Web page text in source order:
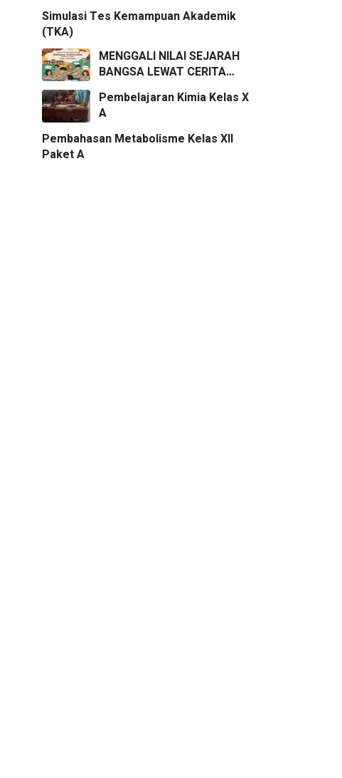
Simulasi Tes Kemampuan Akademik
(TKA)
MENGGALI NILAI SEJARAH
BANGSA LEWAT CERITA
Pembelajaran Kimia Kelas X
A
Pembahasan Metabolisme Kelas XII
Paket A